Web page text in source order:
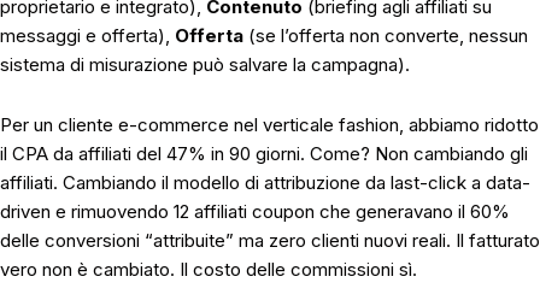
proprietario e integrato), Contenuto (briefing agli affiliati su
messaggi e offerta), Offerta (se l’offerta non converte, nessun
sistema di misurazione può salvare la campagna).
Per un cliente e-commerce nel verticale fashion, abbiamo ridotto
il CPA da affiliati del 47% in 90 giorni. Come? Non cambiando gli
affiliati. Cambiando il modello di attribuzione da last-click a data-
driven e rimuovendo 12 affiliati coupon che generavano il 60%
delle conversioni “attribuite” ma zero clienti nuovi reali. Il fatturato
vero non è cambiato. Il costo delle commissioni sì.